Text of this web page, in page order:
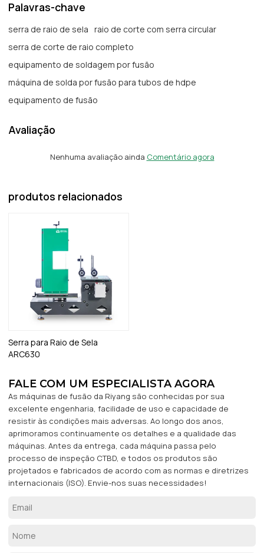
Palavras-chave
serra de raio de sela
raio de corte com serra circular
serra de corte de raio completo
equipamento de soldagem por fusão
máquina de solda por fusão para tubos de hdpe
equipamento de fusão
Avaliação
Nenhuma avaliação ainda Comentário agora
produtos relacionados
Serra para Raio de Sela
ARC630
FALE COM UM ESPECIALISTA AGORA
As máquinas de fusão da Riyang são conhecidas por sua
excelente engenharia, facilidade de uso e capacidade de
resistir às condições mais adversas. Ao longo dos anos,
aprimoramos continuamente os detalhes e a qualidade das
máquinas. Antes da entrega, cada máquina passa pelo
processo de inspeção CTBD, e todos os produtos são
projetados e fabricados de acordo com as normas e diretrizes
internacionais (ISO). Envie-nos suas necessidades!